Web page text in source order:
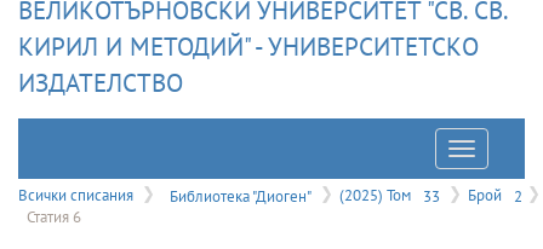
ВЕЛИКОТЪРНОВСКИ УНИВЕРСИТЕТ "СВ. СВ.
КИРИЛ И МЕТОДИЙ" - УНИВЕРСИТЕТСКО
ИЗДАТЕЛСТВО
Отваряне
на
Всички списания Библиотека "Диоген" (2025) Том 33 Брой
2
Статия 6